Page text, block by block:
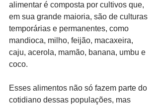
alimentar é composta por cultivos que,
em sua grande maioria, são de culturas
temporárias e permanentes, como
mandioca, milho, feijão, macaxeira,
caju, acerola, mamão, banana, umbu e
coco.
Esses alimentos não só fazem parte do
cotidiano dessas populações, mas